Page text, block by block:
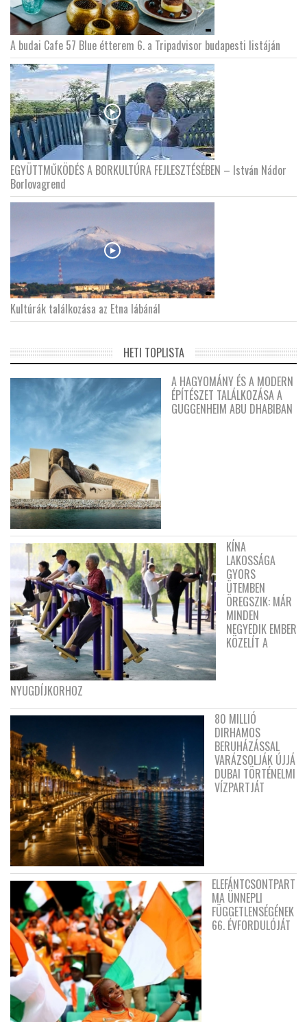
A budai Cafe 57 Blue étterem 6. a Tripadvisor budapesti listáján
EGYÜTTMŰKÖDÉS A BORKULTÚRA FEJLESZTÉSÉBEN – István Nádor
Borlovagrend
Kultúrák találkozása az Etna lábánál
HETI TOPLISTA
A HAGYOMÁNY ÉS A MODERN
ÉPÍTÉSZET TALÁLKOZÁSA A
GUGGENHEIM ABU DHABIBAN
KÍNA
LAKOSSÁGA
GYORS
ÜTEMBEN
ÖREGSZIK: MÁR
MINDEN
NEGYEDIK EMBER
KÖZELÍT A
NYUGDÍJKORHOZ
80 MILLIÓ
DIRHAMOS
BERUHÁZÁSSAL
VARÁZSOLJÁK ÚJJÁ
DUBAI TÖRTÉNELMI
VÍZPARTJÁT
ELEFÁNTCSONTPART
MA ÜNNEPLI
FÜGGETLENSÉGÉNEK
66. ÉVFORDULÓJÁT